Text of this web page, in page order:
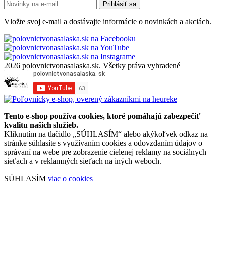
Prihlásiť sa
Vložte svoj e-mail a dostávajte informácie o novinkách a akciách.
2026 polovnictvonasalaska.sk. Všetky práva vyhradené
Tento e-shop používa cookies, ktoré pomáhajú zabezpečiť
kvalitu našich služieb.
Kliknutím na tlačidlo „SÚHLASÍM“ alebo akýkoľvek odkaz na
stránke súhlasíte s využívaním cookies a odovzdaním údajov o
správaní na webe pre zobrazenie cielenej reklamy na sociálnych
sieťach a v reklamných sieťach na iných weboch.
SÚHLASÍM viac o cookies